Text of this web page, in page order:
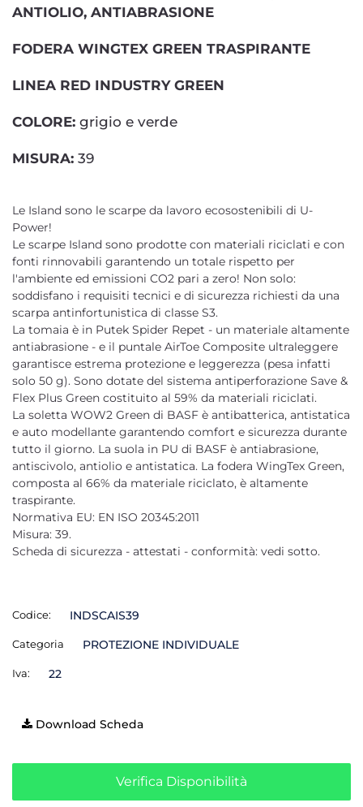
ANTIOLIO, ANTIABRASIONE
FODERA WINGTEX GREEN TRASPIRANTE
LINEA RED INDUSTRY GREEN
COLORE: grigio e verde
MISURA: 39
Le Island sono le scarpe da lavoro ecosostenibili di U-
Power!
Le scarpe Island sono prodotte con materiali riciclati e con
fonti rinnovabili garantendo un totale rispetto per
l'ambiente ed emissioni CO2 pari a zero! Non solo:
soddisfano i requisiti tecnici e di sicurezza richiesti da una
scarpa antinfortunistica di classe S3.
La tomaia è in Putek Spider Repet - un materiale altamente
antiabrasione - e il puntale AirToe Composite ultraleggere
garantisce estrema protezione e leggerezza (pesa infatti
solo 50 g). Sono dotate del sistema antiperforazione Save &
Flex Plus Green costituito al 59% da materiali riciclati.
La soletta WOW2 Green di BASF è antibatterica, antistatica
e auto modellante garantendo comfort e sicurezza durante
tutto il giorno. La suola in PU di BASF è antiabrasione,
antiscivolo, antiolio e antistatica. La fodera WingTex Green,
composta al 66% da materiale riciclato, è altamente
traspirante.
Normativa EU: EN ISO 20345:2011
Misura: 39.
Scheda di sicurezza - attestati - conformità: vedi sotto.
Codice: INDSCAIS39
Categoria PROTEZIONE INDIVIDUALE
Iva: 22
Download Scheda
Verifica Disponibilità